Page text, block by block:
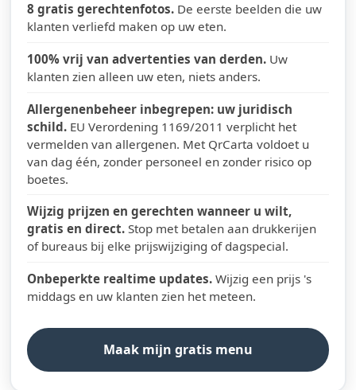
8 gratis gerechtenfotos. De eerste beelden die uw
klanten verliefd maken op uw eten.
100% vrij van advertenties van derden. Uw
klanten zien alleen uw eten, niets anders.
Allergenenbeheer inbegrepen: uw juridisch
schild. EU Verordening 1169/2011 verplicht het
vermelden van allergenen. Met QrCarta voldoet u
van dag één, zonder personeel en zonder risico op
boetes.
Wijzig prijzen en gerechten wanneer u wilt,
gratis en direct. Stop met betalen aan drukkerijen
of bureaus bij elke prijswijziging of dagspecial.
Onbeperkte realtime updates. Wijzig een prijs 's
middags en uw klanten zien het meteen.
Maak mijn gratis menu